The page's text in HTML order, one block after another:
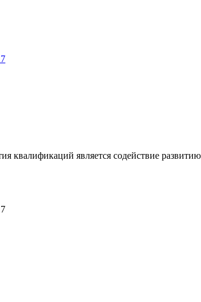
квалификаций является содействие